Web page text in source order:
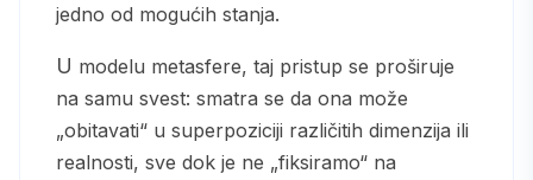
jedno od mogućih stanja.
U modelu metasfere, taj pristup se proširuje
na samu svest: smatra se da ona može
„obitavati“ u superpoziciji različitih dimenzija ili
realnosti, sve dok je ne „fiksiramo“ na